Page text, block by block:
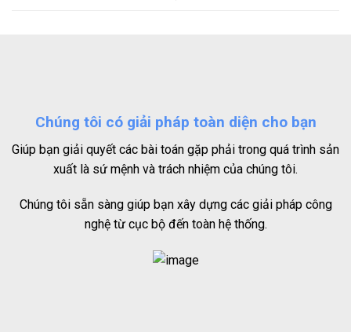
Chúng tôi có giải pháp toàn diện cho bạn
Giúp bạn giải quyết các bài toán gặp phải trong quá trình sản
xuất là sứ mệnh và trách nhiệm của chúng tôi.
Chúng tôi sẵn sàng giúp bạn xây dựng các giải pháp công
nghệ từ cục bộ đến toàn hệ thống.